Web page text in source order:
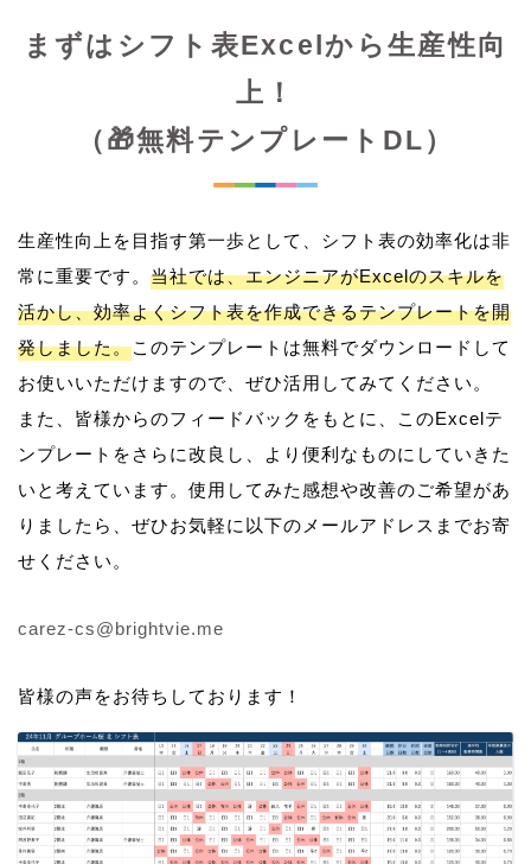
まずはシフト表Excelから生産性向
上！
（🎁無料テンプレートDL）
生産性向上を目指す第一歩として、シフト表の効率化は非
常に重要です。 当社では、エンジニアがExcelのスキルを
活かし、効率よくシフト表を作成できるテンプレートを開
発しました。このテンプレートは無料でダウンロードして
お使いいただけますので、ぜひ活用してみてください。
また、皆様からのフィードバックをもとに、このExcelテ
ンプレートをさらに改良し、より便利なものにしていきた
いと考えています。使用してみた感想や改善のご希望があ
りましたら、ぜひお気軽に以下のメールアドレスまでお寄
せください。
carez-cs@brightvie.me
皆様の声をお待ちしております！